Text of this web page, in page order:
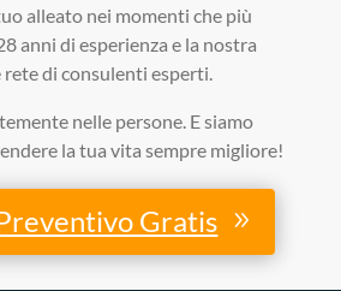
alleato nei momenti che più
anni di esperienza e la nostra
rete di consulenti esperti.
nelle persone. E siamo
la tua vita sempre migliore!
Gratis